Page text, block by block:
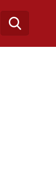
Buscar
no
blog